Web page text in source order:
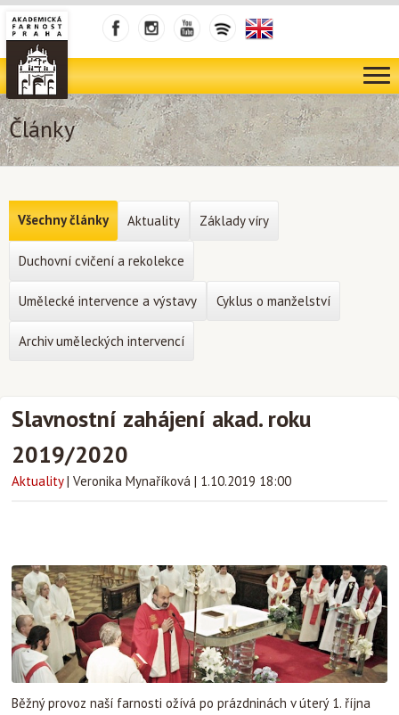
Články
Slavnostní zahájení akad. roku
2019/2020
Aktuality | Veronika Mynaříková | 1.10.2019 18:00
Běžný provoz naší farnosti ožívá po prázdninách v úterý 1. října
Všechny články Aktuality Základy víry
Duchovní cvičení a rekolekce
Umělecké intervence a výstavy Cyklus o manželství
Archiv uměleckých intervencí